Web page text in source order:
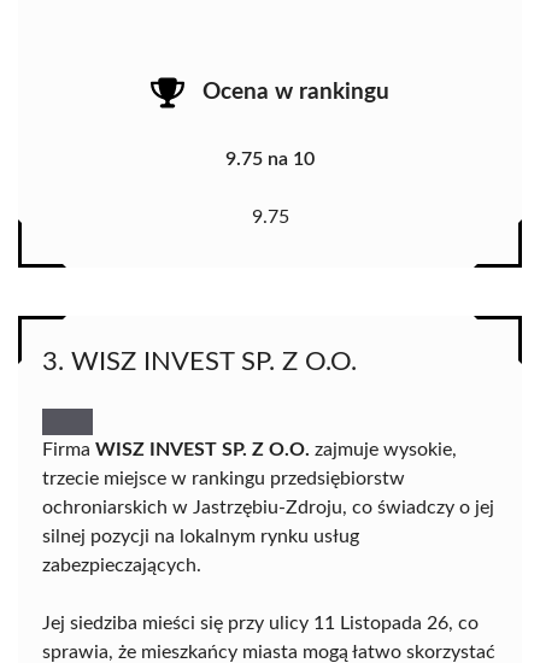
Ocena w rankingu
9.75 na 10
9.75
3. WISZ INVEST SP. Z O.O.
Firma WISZ INVEST SP. Z O.O. zajmuje wysokie,
trzecie miejsce w rankingu przedsiębiorstw
ochroniarskich w Jastrzębiu-Zdroju, co świadczy o jej
silnej pozycji na lokalnym rynku usług
zabezpieczających.
Jej siedziba mieści się przy ulicy 11 Listopada 26, co
sprawia, że mieszkańcy miasta mogą łatwo skorzystać